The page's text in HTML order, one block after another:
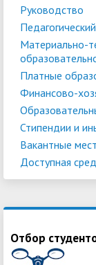
Руководство
Материально-
Платные
Финансово-
Стипендии и
Вакантные
Доступная
Отбор